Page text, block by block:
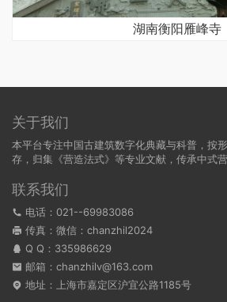
湖南衡阳雁峰寺
关于我们
本平台专注中国古建筑数字化典藏与科普，按
存，归集《营造法式》等专业文献，传承中式
联系我们
电话：021--69983086
传真：微信：chanzhil2024
Q Q： 335986629
邮箱：chanzhilv@163.com
地址：上海市嘉定区沪宜公路1185号